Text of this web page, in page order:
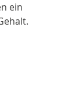
ein